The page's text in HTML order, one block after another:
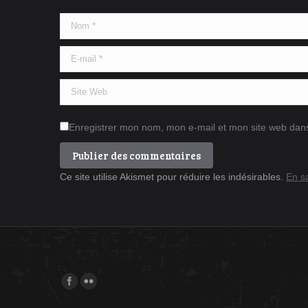
Nom *
E-mail *
Site Web
Enregistrer mon nom, mon e-mail et mon site web
Publier des commentaires
Ce site utilise Akismet pour réduire les indésirables. En
Trouvez nous sur :
Facebook
Flickr